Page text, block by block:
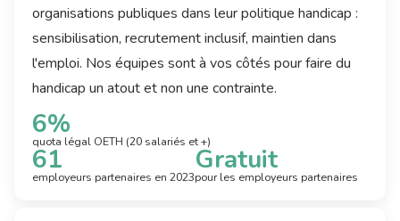
organisations publiques dans leur politique handicap :
sensibilisation, recrutement inclusif, maintien dans
l'emploi. Nos équipes sont à vos côtés pour faire du
handicap un atout et non une contrainte.
6%
quota légal OETH (20 salariés et +)
61
employeurs partenaires en 2023
Gratuit
pour les employeurs partenaires